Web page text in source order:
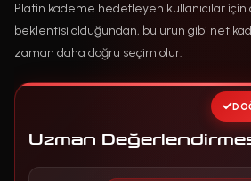
Platin kademe hedefleyen kullanıcılar
beklentisi olduğundan, bu ürün gibi net
zaman daha doğru seçim olur.
Uzman